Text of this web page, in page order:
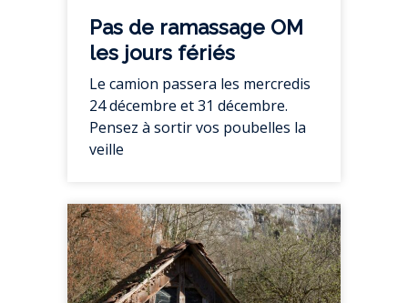
Pas de ramassage OM
les jours fériés
Le camion passera les mercredis
24 décembre et 31 décembre.
Pensez à sortir vos poubelles la
veille